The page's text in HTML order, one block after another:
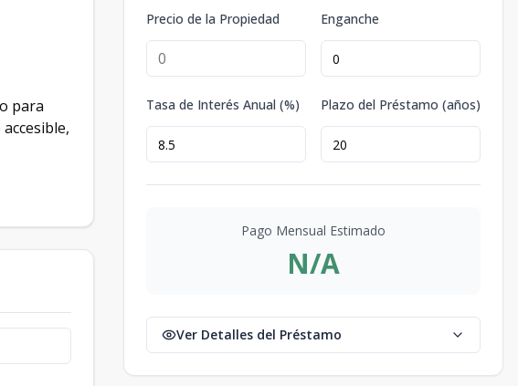
para
Precio de la Propiedad Enganche
Tasa de Interés Anual (%) Plazo del Préstamo (años)
Pago Mensual Estimado
N/A
Ver Detalles del Préstamo